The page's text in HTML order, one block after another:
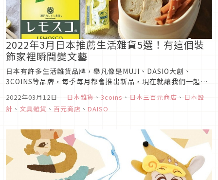
2022年3月日本推薦生活雜貨5選！有這個裝
飾家裡瞬間變文藝
日本有許多生活雜貨品牌，舉凡像是MUJI、DASIO大創、
3COINS等品牌，每季每月都會推出新品，現在就讓我們一起來
2022年03月12日 ｜ 日本雜貨 、 3coins 、 日本三百元商店 、 日本設
計 、 文具雜貨 、 百元商店 、 DAISO